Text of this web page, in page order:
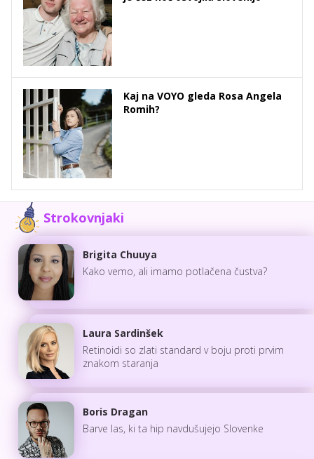
Kaj na VOYO gleda Rosa Angela
Romih?
Strokovnjaki
Brigita Chuuya
Kako vemo, ali imamo potlačena čustva?
Laura Sardinšek
Retinoidi so zlati standard v boju proti prvim
znakom staranja
Boris Dragan
Barve las, ki ta hip navdušujejo Slovenke